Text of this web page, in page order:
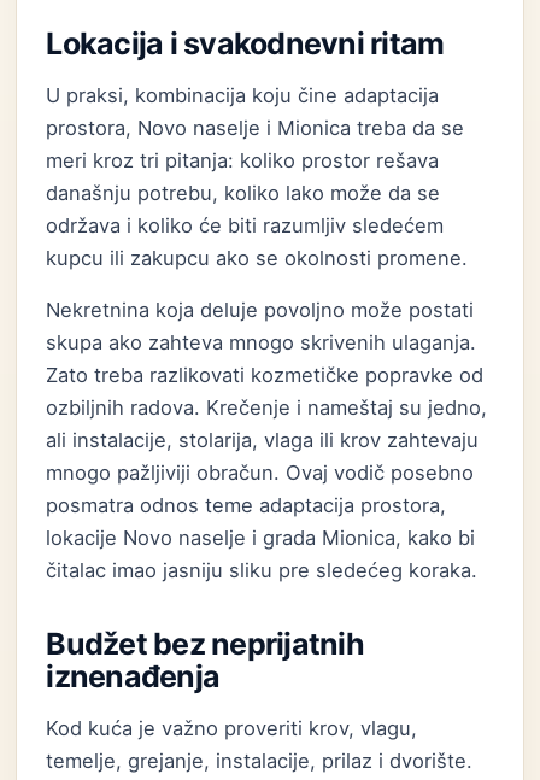
Lokacija i svakodnevni ritam
U praksi, kombinacija koju čine adaptacija
prostora, Novo naselje i Mionica treba da se
meri kroz tri pitanja: koliko prostor rešava
današnju potrebu, koliko lako može da se
održava i koliko će biti razumljiv sledećem
kupcu ili zakupcu ako se okolnosti promene.
Nekretnina koja deluje povoljno može postati
skupa ako zahteva mnogo skrivenih ulaganja.
Zato treba razlikovati kozmetičke popravke od
ozbiljnih radova. Krečenje i nameštaj su jedno,
ali instalacije, stolarija, vlaga ili krov zahtevaju
mnogo pažljiviji obračun. Ovaj vodič posebno
posmatra odnos teme adaptacija prostora,
lokacije Novo naselje i grada Mionica, kako bi
čitalac imao jasniju sliku pre sledećeg koraka.
Budžet bez neprijatnih
iznenađenja
Kod kuća je važno proveriti krov, vlagu,
temelje, grejanje, instalacije, prilaz i dvorište.